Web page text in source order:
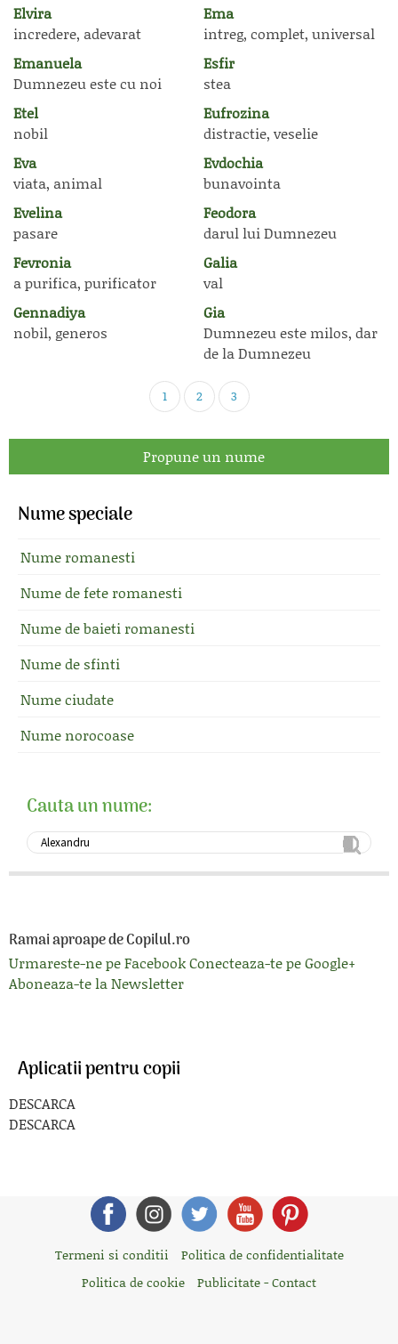
Elvira
incredere, adevarat
Ema
intreg, complet, universal
Emanuela
Dumnezeu este cu noi
Esfir
stea
Etel
nobil
Eufrozina
distractie, veselie
Eva
viata, animal
Evdochia
bunavointa
Evelina
pasare
Feodora
darul lui Dumnezeu
Fevronia
a purifica, purificator
Galia
val
Gennadiya
nobil, generos
Gia
Dumnezeu este milos, dar
de la Dumnezeu
1 2 3
Propune un nume
Nume speciale
Nume romanesti
Nume de fete romanesti
Nume de baieti romanesti
Nume de sfinti
Nume ciudate
Nume norocoase
Cauta un nume:
Ramai aproape de Copilul.ro
Urmareste-ne pe FacebookConecteaza-te pe Google+
Aboneaza-te la Newsletter
Aplicatii pentru copii
DESCARCA
DESCARCA
Termeni si conditii
Politica de confidentialitate
Politica de cookie
Publicitate - Contact